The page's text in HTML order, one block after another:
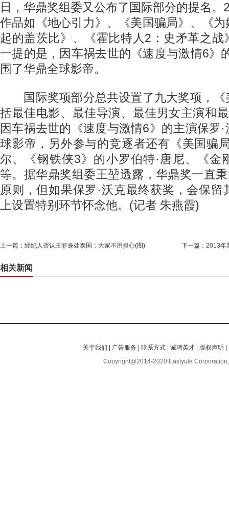
日，华鼎奖组委又公布了国际部分的提名
作品如《地心引力》、《美国骗局》、《
起的盖茨比》、《霍比特人2：史矛革之战
一提的是，因车祸去世的《速度与激情6》
围了华鼎全球影帝。
国际奖项部分总共设置了九大奖项，《
括最佳电影、最佳导演、最佳男女主演和
因车祸去世的《速度与激情6》的主演保罗
球影帝，另外参与的竞逐者还有《美国骗
尔、《钢铁侠3》的小罗伯特·唐尼、《金
等。据华鼎奖组委王堃透露，华鼎奖一直
原则，但如果保罗·沃克最终获奖，会保
上设置特别环节怀念他。(记者 朱燕霞)
上一篇： 经纪人否认王菲身处泰国：大家不用担心(图) 下一篇： 2013年
相关新闻
关于我们 广告服务 |联系方式 |诚聘英才 版权声明
Copyright@2014-2020 Eastyule